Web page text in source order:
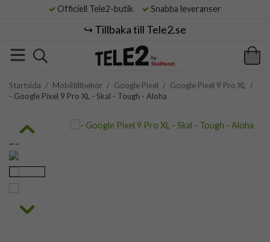
Officiell Tele2-butik Snabba leveranser
↪️ Tillbaka till Tele2.se
Startsida / Mobiltillbehör / Google Pixel / Google Pixel 9 Pro XL
/
- Google Pixel 9 Pro XL - Skal - Tough - Aloha